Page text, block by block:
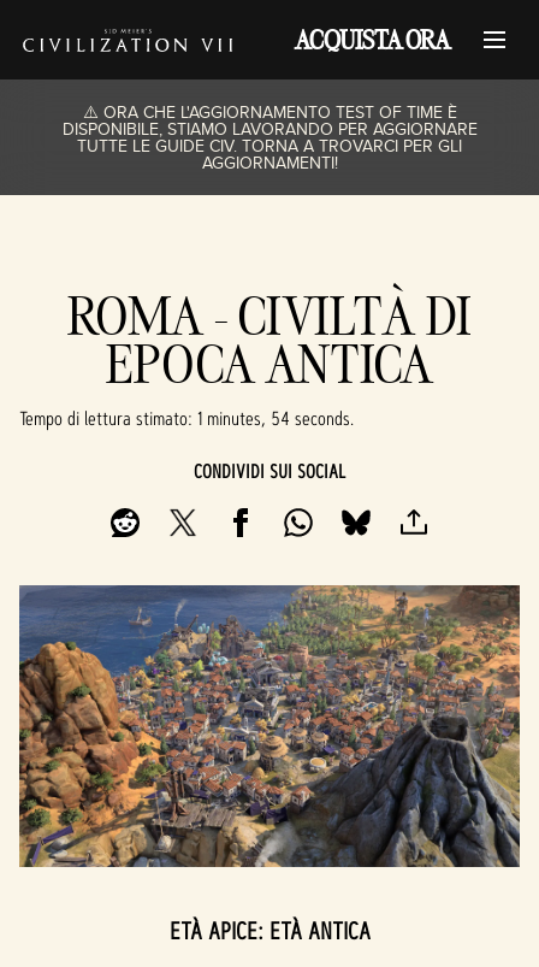
ACQUISTA ORA
⚠️ ORA CHE L'AGGIORNAMENTO TEST OF TIME È
DISPONIBILE, STIAMO LAVORANDO PER AGGIORNARE
TUTTE LE GUIDE CIV. TORNA A TROVARCI PER GLI
AGGIORNAMENTI!
ROMA - CIVILTÀ DI
EPOCA ANTICA
Tempo di lettura stimato 1 minutes, 54 seconds
CONDIVIDI SUI SOCIAL
ETÀ APICE: ETÀ ANTICA